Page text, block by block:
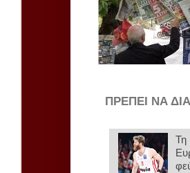
ΠΡΕΠΕΙ ΝΑ
Τη